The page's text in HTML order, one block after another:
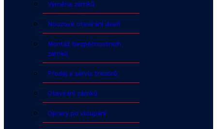
Výměna zámků
Nouzové otevírání dveří
Montáž bezpečnostních
zámků
Prodej a servis trezorů
Otevírání zámků
Opravy po vloupání